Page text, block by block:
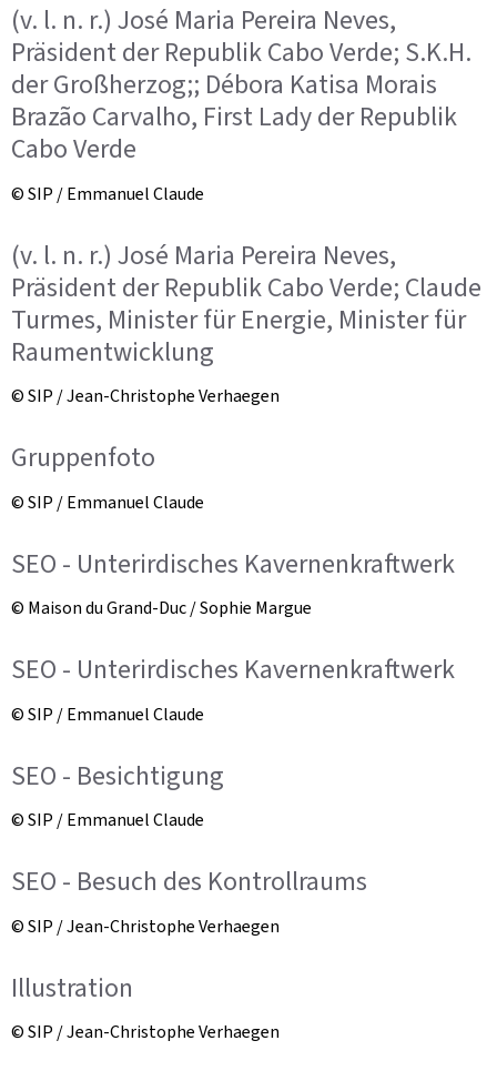
(v. l. n. r.) José Maria Pereira Neves,
Präsident der Republik Cabo Verde; S.K.H.
der Großherzog;; Débora Katisa Morais
Brazão Carvalho, First Lady der Republik
Cabo Verde
© SIP / Emmanuel Claude
(v. l. n. r.) José Maria Pereira Neves,
Präsident der Republik Cabo Verde; Claude
Turmes, Minister für Energie, Minister für
Raumentwicklung
© SIP / Jean-Christophe Verhaegen
Gruppenfoto
© SIP / Emmanuel Claude
SEO - Unterirdisches Kavernenkraftwerk
© Maison du Grand-Duc / Sophie Margue
SEO - Unterirdisches Kavernenkraftwerk
© SIP / Emmanuel Claude
SEO - Besichtigung
© SIP / Emmanuel Claude
SEO - Besuch des Kontrollraums
© SIP / Jean-Christophe Verhaegen
Illustration
© SIP / Jean-Christophe Verhaegen